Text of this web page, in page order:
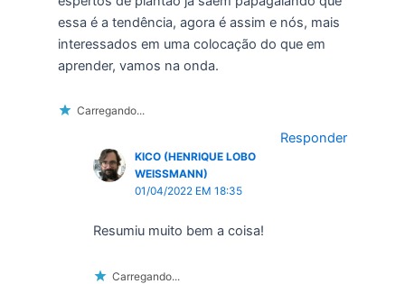
essa é a tendência, agora é assim e nós, mais
interessados em uma colocação do que em
aprender, vamos na onda.
Carregando...
Responder
KICO (HENRIQUE LOBO
WEISSMANN)
01/04/2022 EM 18:35
Resumiu muito bem a coisa!
Carregando...